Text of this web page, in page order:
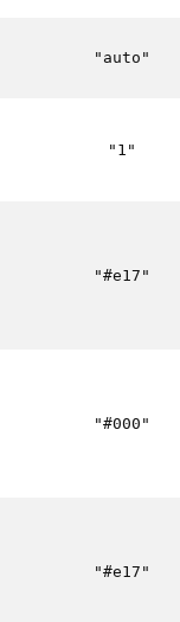
"auto"
"1"
"#e17"
"#000"
"#e17"